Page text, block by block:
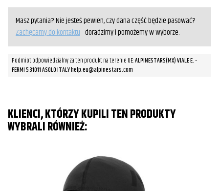
Masz pytania? Nie jesteś pewien, czy dana część będzie pasować?
Zachęcamy do kontaktu- doradzimy i pomożemy w wyborze.
Podmiot odpowiedzialny za ten produkt na terenie UE:ALPINESTARS(MX) VIALE E. -
FERMI 5 31011 ASOLO ITALY help.eu@alpinestars.com
KLIENCI, KTÓRZY KUPILI TEN PRODUKTY
WYBRALI RÓWNIEŻ: